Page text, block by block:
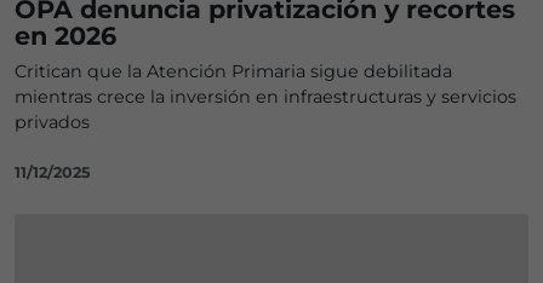
OPA denuncia privatización y recortes
en 2026
Critican que la Atención Primaria sigue debilitada
mientras crece la inversión en infraestructuras y servicios
privados
11/12/2025